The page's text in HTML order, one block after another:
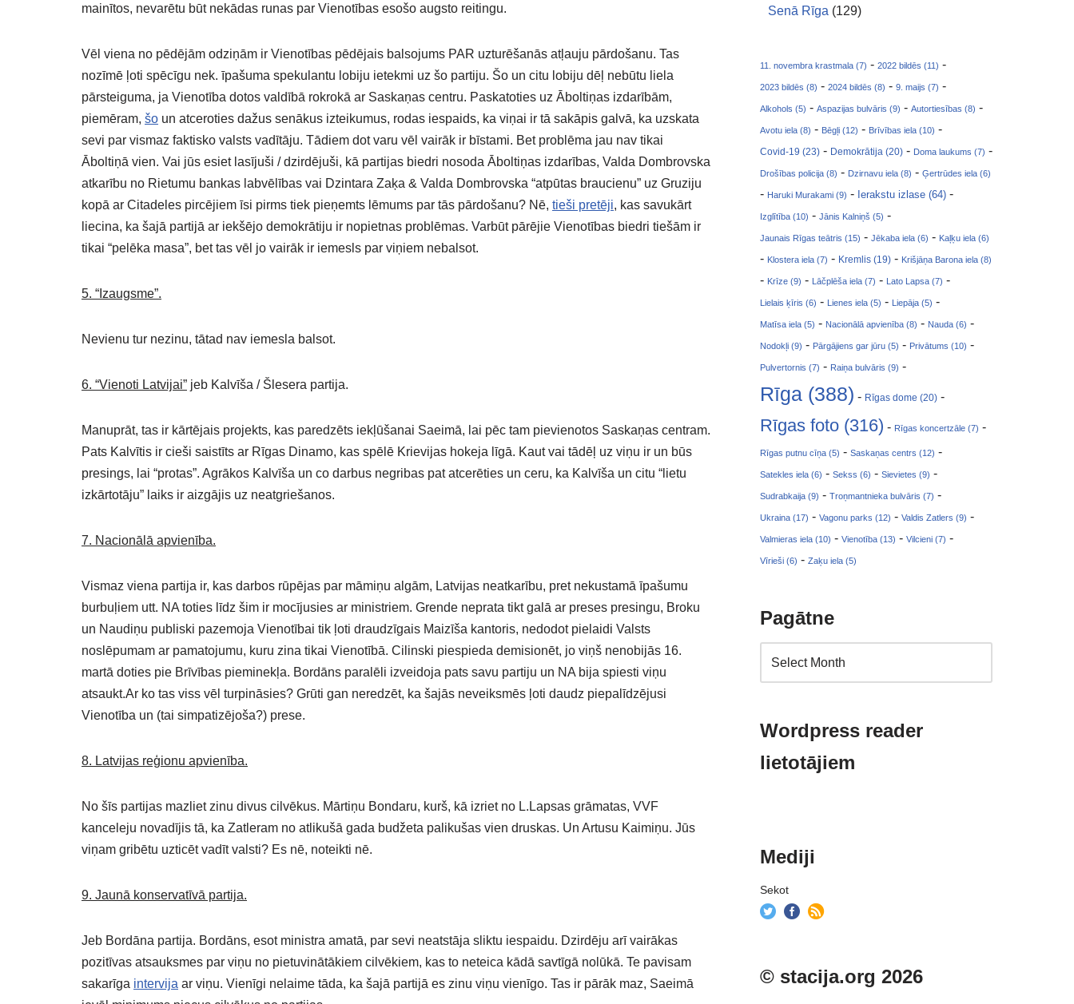
mainītos, nevarētu būt nekādas runas par Vienotības esošo augsto reitingu.
Vēl viena no pēdējām odziņām ir Vienotības pēdējais balsojums PAR uzturēšanās atļauju pārdošanu. Tas
nozīmē ļoti spēcīgu nek. īpašuma spekulantu lobiju ietekmi uz šo partiju. Šo un citu lobiju dēļ nebūtu liela
pārsteiguma, ja Vienotība dotos valdībā rokrokā ar Saskaņas centru. Paskatoties uz Āboltiņas izdarībām,
piemēram, šo un atceroties dažus senākus izteikumus, rodas iespaids, ka viņai ir tā sakāpis galvā, ka uzskata
sevi par vismaz faktisko valsts vadītāju. Tādiem dot varu vēl vairāk ir bīstami. Bet problēma jau nav tikai
Āboltiņā vien. Vai jūs esiet lasījuši / dzirdējuši, kā partijas biedri nosoda Āboltiņas izdarības, Valda Dombrovska
atkarību no Rietumu bankas labvēlības vai Dzintara Zaķa & Valda Dombrovska “atpūtas braucienu” uz Gruziju
kopā ar Citadeles pircējiem īsi pirms tiek pieņemts lēmums par tās pārdošanu? Nē, tieši pretēji, kas savukārt
liecina, ka šajā partijā ar iekšējo demokrātiju ir nopietnas problēmas. Varbūt pārējie Vienotības biedri tiešām ir
tikai “pelēka masa”, bet tas vēl jo vairāk ir iemesls par viņiem nebalsot.
5. “Izaugsme”.
Nevienu tur nezinu, tātad nav iemesla balsot.
6. “Vienoti Latvijai” jeb Kalvīša / Šlesera partija.
Manuprāt, tas ir kārtējais projekts, kas paredzēts iekļūšanai Saeimā, lai pēc tam pievienotos Saskaņas centram.
Pats Kalvītis ir cieši saistīts ar Rīgas Dinamo, kas spēlē Krievijas hokeja līgā. Kaut vai tādēļ uz viņu ir un būs
presings, lai “protas”. Agrākos Kalvīša un co darbus negribas pat atcerēties un ceru, ka Kalvīša un citu “lietu
izkārtotāju” laiks ir aizgājis uz neatgriešanos.
7. Nacionālā apvienība.
Vismaz viena partija ir, kas darbos rūpējas par māmiņu algām, Latvijas neatkarību, pret nekustamā īpašumu
burbuļiem utt. NA toties līdz šim ir mocījusies ar ministriem. Grende neprata tikt galā ar preses presingu, Broku
un Naudiņu publiski pazemoja Vienotībai tik ļoti draudzīgais Maizīša kantoris, nedodot pielaidi Valsts
noslēpumam ar pamatojumu, kuru zina tikai Vienotībā. Cilinski piespieda demisionēt, jo viņš nenobijās 16.
martā doties pie Brīvības pieminekļa. Bordāns paralēli izveidoja pats savu partiju un NA bija spiesti viņu
atsaukt.Ar ko tas viss vēl turpināsies? Grūti gan neredzēt, ka šajās neveiksmēs ļoti daudz piepalīdzējusi
Vienotība un (tai simpatizējoša?) prese.
8. Latvijas reģionu apvienība.
No šīs partijas mazliet zinu divus cilvēkus. Mārtiņu Bondaru, kurš, kā izriet no L.Lapsas grāmatas, VVF
kanceleju novadījis tā, ka Zatleram no atlikušā gada budžeta palikušas vien druskas. Un Artusu Kaimiņu. Jūs
viņam gribētu uzticēt vadīt valsti? Es nē, noteikti nē.
9. Jaunā konservatīvā partija.
Jeb Bordāna partija. Bordāns, esot ministra amatā, par sevi neatstāja sliktu iespaidu. Dzirdēju arī vairākas
pozitīvas atsauksmes par viņu no pietuvinātākiem cilvēkiem, kas to neteica kādā savtīgā nolūkā. Te pavisam
sakarīga intervija ar viņu. Vienīgi nelaime tāda, ka šajā partijā es zinu viņu vienīgo. Tas ir pārāk maz, Saeimā
Senā Rīga (129)
11. novembra krastmala (7) - 2022 bildēs (11) -
2023 bildēs (8) - 2024 bildēs (8) - 9. maijs (7) -
Alkohols (5) - Aspazijas bulvāris (9) - Autortiesības (8) -
Avotu iela (8) - Bēgļi (12) - Brīvības iela (10) -
Covid-19 (23) - Demokrātija (20) - Doma laukums (7) -
Drošības policija (8) - Dzirnavu iela (8) - Ģertrūdes iela (6)
- Haruki Murakami (9) - Ierakstu izlase (64) -
Izglītība (10) - Jānis Kalniņš (5) -
Jaunais Rīgas teātris (15) - Jēkaba iela (6) - Kaļķu iela (6)
- Klostera iela (7) - Kremlis (19) - Krišjāņa Barona iela (8)
- Krīze (9) - Lāčplēša iela (7) - Lato Lapsa (7) -
Lielais ķīris (6) - Lienes iela (5) - Liepāja (5) -
Matīsa iela (5) - Nacionālā apvienība (8) - Nauda (6) -
Nodokļi (9) - Pārgājiens gar jūru (5) - Privātums (10) -
Pulvertornis (7) - Raiņa bulvāris (9) -
Rīga (388) - Rīgas dome (20) -
Rīgas foto (316) - Rīgas koncertzāle (7) -
Rīgas putnu cīņa (5) - Saskaņas centrs (12) -
Satekles iela (6) - Sekss (6) - Sievietes (9) -
Sudrabkaija (9) - Troņmantnieka bulvāris (7) -
Ukraina (17) - Vagonu parks (12) - Valdis Zatlers (9) -
Valmieras iela (10) - Vienotība (13) - Vilcieni (7) -
Vīrieši (6) - Zaķu iela (5)
Pagātne
Wordpress reader
lietotājiem
Mediji
Sekot
© stacija.org 2026